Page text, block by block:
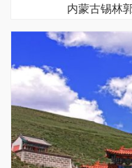
内蒙古锡林